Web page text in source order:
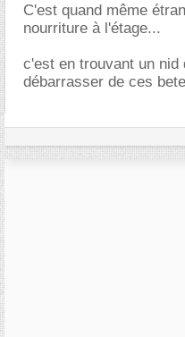
C'est quand même
nourriture à l'étage...
c'est en trouvant un nid
débarrasser de ces